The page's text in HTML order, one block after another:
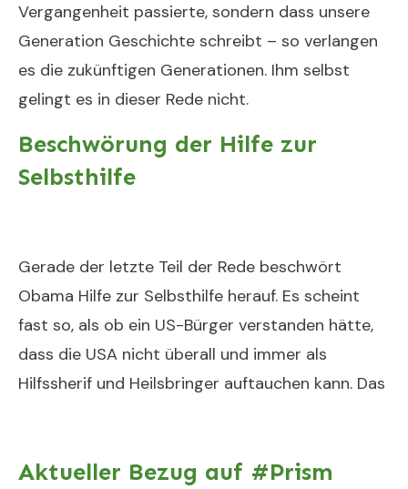
Vergangenheit passierte, sondern dass unsere
Generation Geschichte schreibt – so verlangen
es die zukünftigen Generationen. Ihm selbst
gelingt es in dieser Rede nicht.
Beschwörung der Hilfe zur
Selbsthilfe
Gerade der letzte Teil der Rede beschwört
Obama Hilfe zur Selbsthilfe herauf. Es scheint
fast so, als ob ein US-Bürger verstanden hätte,
dass die USA nicht überall und immer als
Hilfssherif und Heilsbringer auftauchen kann. Das
Aktueller Bezug auf #Prism